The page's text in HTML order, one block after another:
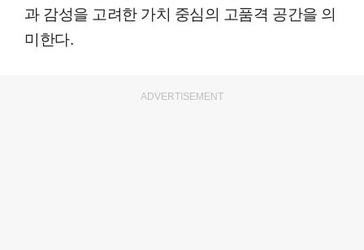
과 감성을 고려한 가치 중심의 고품격 공간을 의
미한다.
ADVERTISEMENT